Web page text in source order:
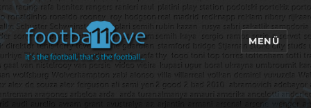
footbaLLove
MENÜ